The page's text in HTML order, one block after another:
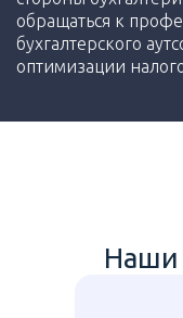
обращаться к
бухгалтерского
оптимизации
Наши